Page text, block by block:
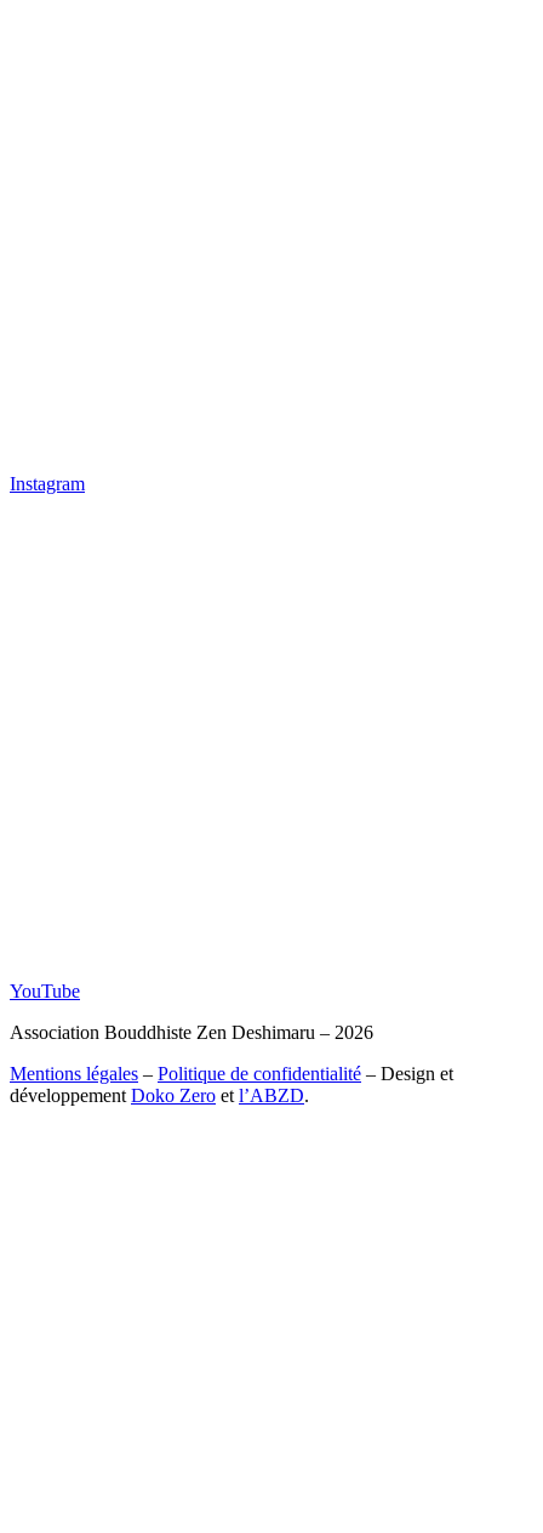
Instagram
YouTube
Association Bouddhiste Zen Deshimaru – 2026
Mentions légales – Politique de confidentialité – Design et
développement Doko Zero et l’ABZD.